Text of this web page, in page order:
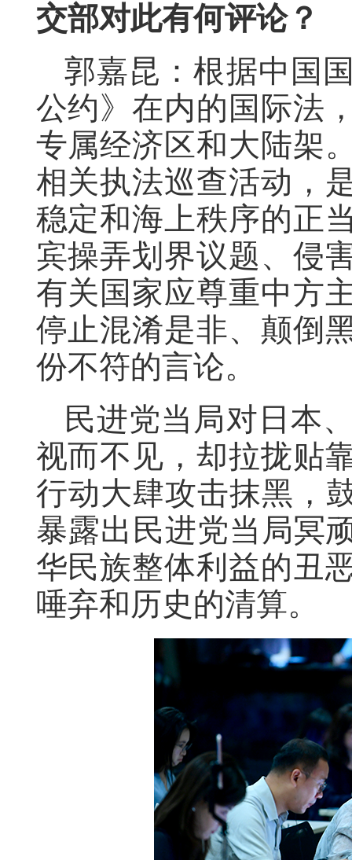
交部对此有何评论？
郭嘉昆：根据中国
公约》在内的国际法
专属经济区和大陆架
相关执法巡查活动，
稳定和海上秩序的正
宾操弄划界议题、侵
有关国家应尊重中方
停止混淆是非、颠倒
份不符的言论。
民进党当局对日本
视而不见，却拉拢贴
行动大肆攻击抹黑，
暴露出民进党当局冥
华民族整体利益的丑
唾弃和历史的清算。